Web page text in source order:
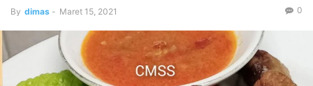
By dimas - Maret 15, 2021 0